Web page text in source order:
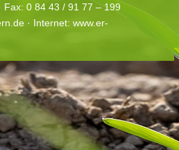
Fax: 0 84 43 / 91 77 – 199
· Internet: www.er-